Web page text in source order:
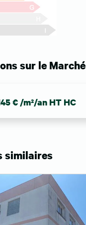
sur le Marché
€ /m²/an HT HC
similaires